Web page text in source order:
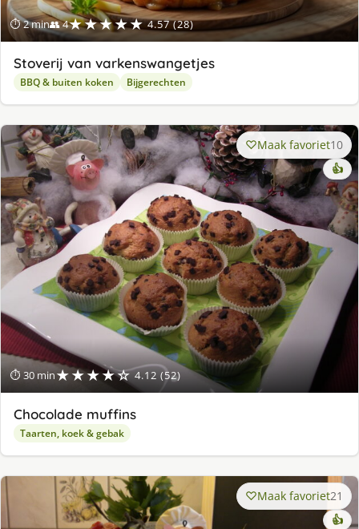
⏱ 2 min👥 4★★★★★ 4.57 (28)
Stoverij van varkenswangetjes
BBQ & buiten koken Bijgerechten
⏱ 30 min★★★★☆ 4.12 (52)
Maak favoriet10
👍
Chocolade muffins
Taarten, koek & gebak
Maak favoriet21
👍